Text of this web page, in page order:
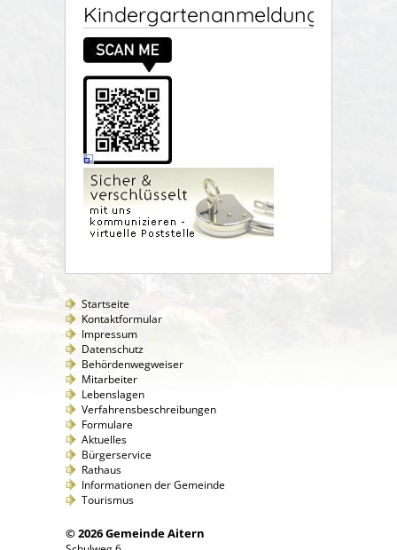
Kindergartenanmeldung
Startseite
Kontaktformular
Impressum
Datenschutz
Behördenwegweiser
Mitarbeiter
Lebenslagen
Verfahrensbeschreibungen
Formulare
Aktuelles
Bürgerservice
Rathaus
Informationen der Gemeinde
Tourismus
© 2026 Gemeinde Aitern